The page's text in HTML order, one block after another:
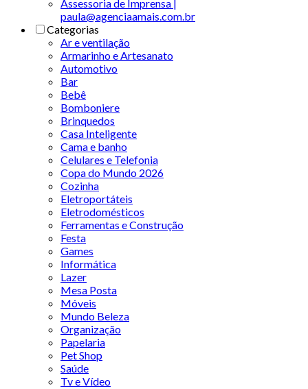
Assessoria de Imprensa |
paula@agenciaamais.com.br
Categorias
Ar e ventilação
Armarinho e Artesanato
Automotivo
Bar
Bebê
Bomboniere
Brinquedos
Casa Inteligente
Cama e banho
Celulares e Telefonia
Copa do Mundo 2026
Cozinha
Eletroportáteis
Eletrodomésticos
Ferramentas e Construção
Festa
Games
Informática
Lazer
Mesa Posta
Móveis
Mundo Beleza
Organização
Papelaria
Pet Shop
Saúde
Tv e Vídeo